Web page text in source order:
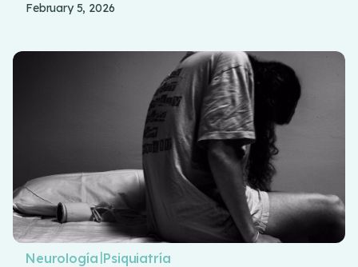
February 5, 2026
Neurología |Psiquiatría